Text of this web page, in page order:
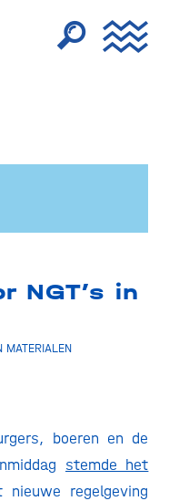
NGT’s in
MATERIALEN
boeren en de
stemde het
nieuwe regelgeving